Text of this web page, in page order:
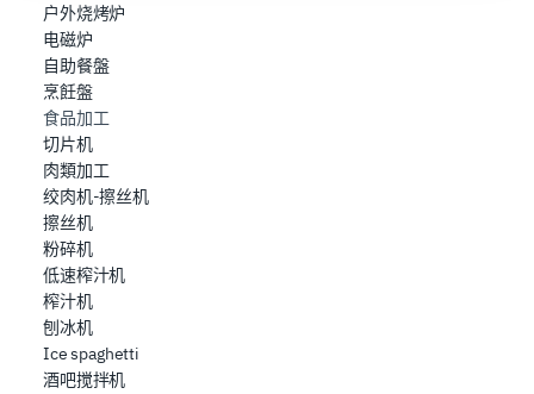
modificare o ritirare il tuo consenso in qualsiasi momento
dalla Dichiarazione sui cookie.
Utilizziamo i cookie per garantire che l’utente possa
usufruire del servizio richiesto, per personalizzare
contenuti ed annunci, per fornire funzionalità dei social
media e per analizzare il nostro traffico. Condividiamo
inoltre informazioni sul modo in cui l’utente utilizza il
nostro sito con i nostri partner che si occupano di analisi
dei dati web, pubblicità e social media, i quali potrebbero
combinarle con altre informazioni che ha fornito loro o
che hanno raccolto dal suo utilizzo dei loro servizi.
户外烧烤炉
电磁炉
自助餐盤
烹飪盤
食品加工
切片机
肉類加工
绞肉机-擦丝机
擦丝机
粉碎机
低速榨汁机
榨汁机
刨冰机
Ice spaghetti
酒吧搅拌机